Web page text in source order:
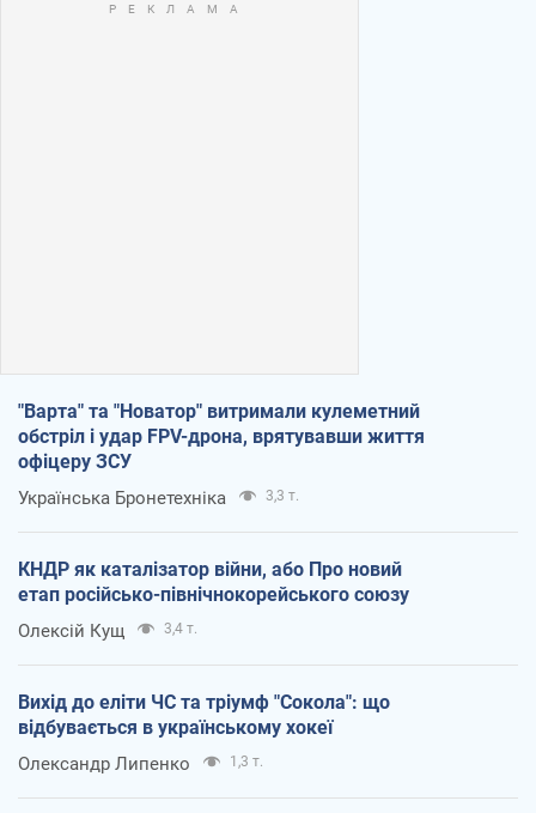
"Варта" та "Новатор" витримали кулеметний
обстріл і удар FPV-дрона, врятувавши життя
офіцеру ЗСУ
Українська Бронетехніка 3,3 т.
КНДР як каталізатор війни, або Про новий
етап російсько-північнокорейського союзу
Олексій Кущ 3,4 т.
Вихід до еліти ЧС та тріумф "Сокола": що
відбувається в українському хокеї
Олександр Липенко 1,3 т.